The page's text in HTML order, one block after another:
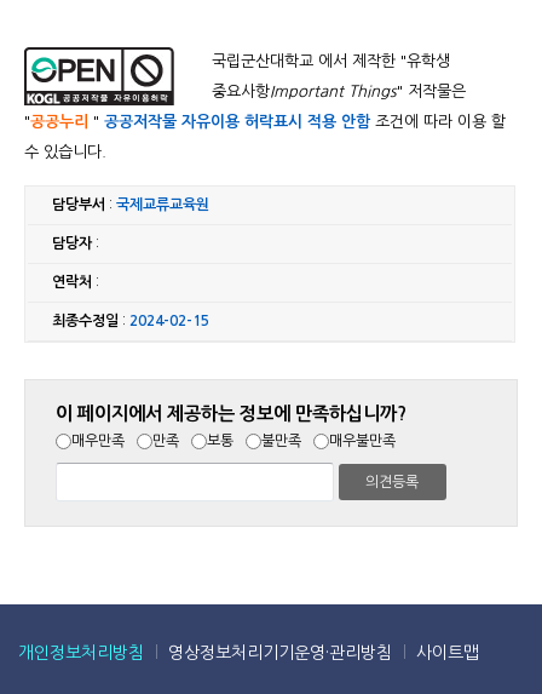
국립군산대학교 에서 제작한 "유학생
중요사항Important Things" 저작물은
"공공누리 " 공공저작물 자유이용 허락표시 적용 안함조건에 따라 이용 할
수 있습니다.
담당부서 :국제교류교육원
담당자:
연락처 :
최종수정일 : 2024-02-15
이 페이지에서 제공하는 정보에 만족하십니까?
매우만족 만족 보통 불만족 매우불만족
개인정보처리방침 영상정보처리기기운영·관리방침 사이트맵